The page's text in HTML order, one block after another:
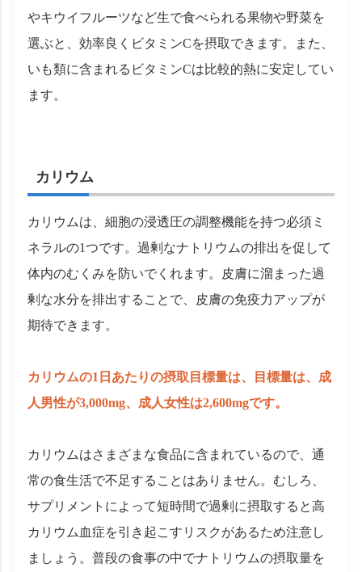
やキウイフルーツなど生で食べられる果物や野菜を
選ぶと、効率良くビタミンCを摂取できます。また、
いも類に含まれるビタミンCは比較的熱に安定してい
ます。
カリウム
カリウムは、細胞の浸透圧の調整機能を持つ必須ミ
ネラルの1つです。過剰なナトリウムの排出を促して
体内のむくみを防いでくれます。皮膚に溜まった過
剰な水分を排出することで、皮膚の免疫力アップが
期待できます。
カリウムの1日あたりの摂取目標量は、目標量は、成
人男性が3,000mg、成人女性は2,600mgです。
カリウムはさまざまな食品に含まれているので、通
常の食生活で不足することはありません。むしろ、
サプリメントによって短時間で過剰に摂取すると高
カリウム血症を引き起こすリスクがあるため注意し
ましょう。普段の食事の中でナトリウムの摂取量を